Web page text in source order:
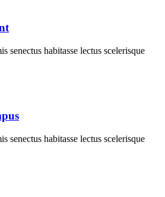
senectus habitasse lectus scelerisque
senectus habitasse lectus scelerisque